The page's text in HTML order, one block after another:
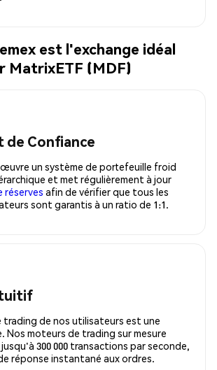
est l'exchange idéal
MatrixETF (MDF)
de Confiance
œuvre un système de portefeuille froid
et met régulièrement à jour
réserves afin de vérifier que tous les
sont garantis à un ratio de 1:1.
trading de nos utilisateurs est une
Nos moteurs de trading sur mesure
300 000 transactions par seconde,
réponse instantané aux ordres.